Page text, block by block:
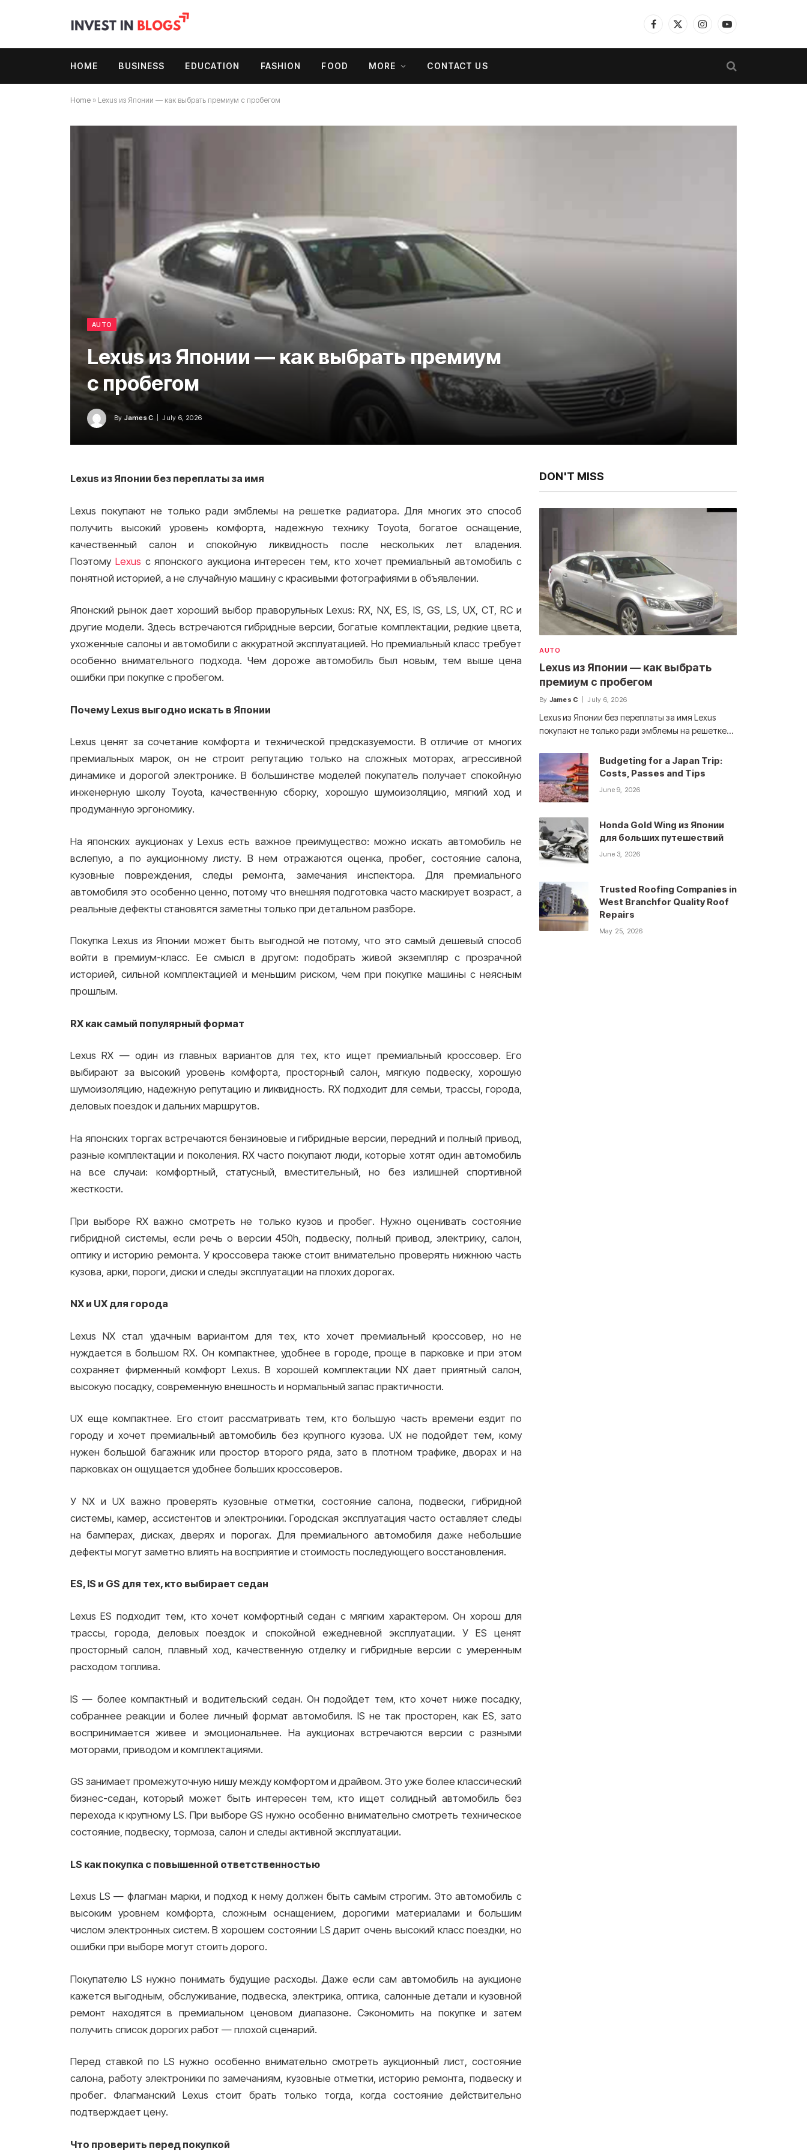
Facebook
X
InstagramYouTube
HOME BUSINESS EDUCATION FASHION FOOD MORE CONTACT US
Home » Lexus из Японии — как выбрать премиум с пробегом
AUTO
Lexus из Японии — как выбрать премиум
с пробегом
By James C July 6, 2026
Lexus из Японии без переплаты за имя
Lexus покупают не только ради эмблемы на решетке радиатора. Для многих это способ
получить высокий уровень комфорта, надежную технику Toyota, богатое оснащение,
качественный салон и спокойную ликвидность после нескольких лет владения.
Поэтому Lexus с японского аукциона интересен тем, кто хочет премиальный автомобиль с
понятной историей, а не случайную машину с красивыми фотографиями в объявлении.
Японский рынок дает хороший выбор праворульных Lexus: RX, NX, ES, IS, GS, LS, UX, CT, RC и
другие модели. Здесь встречаются гибридные версии, богатые комплектации, редкие цвета,
ухоженные салоны и автомобили с аккуратной эксплуатацией. Но премиальный класс требует
особенно внимательного подхода. Чем дороже автомобиль был новым, тем выше цена
ошибки при покупке с пробегом.
Почему Lexus выгодно искать в Японии
Lexus ценят за сочетание комфорта и технической предсказуемости. В отличие от многих
премиальных марок, он не строит репутацию только на сложных моторах, агрессивной
динамике и дорогой электронике. В большинстве моделей покупатель получает спокойную
инженерную школу Toyota, качественную сборку, хорошую шумоизоляцию, мягкий ход и
продуманную эргономику.
На японских аукционах у Lexus есть важное преимущество: можно искать автомобиль не
вслепую, а по аукционному листу. В нем отражаются оценка, пробег, состояние салона,
кузовные повреждения, следы ремонта, замечания инспектора. Для премиального
автомобиля это особенно ценно, потому что внешняя подготовка часто маскирует возраст, а
реальные дефекты становятся заметны только при детальном разборе.
Покупка Lexus из Японии может быть выгодной не потому, что это самый дешевый способ
войти в премиум-класс. Ее смысл в другом: подобрать живой экземпляр с прозрачной
историей, сильной комплектацией и меньшим риском, чем при покупке машины с неясным
прошлым.
RX как самый популярный формат
Lexus RX — один из главных вариантов для тех, кто ищет премиальный кроссовер. Его
выбирают за высокий уровень комфорта, просторный салон, мягкую подвеску, хорошую
шумоизоляцию, надежную репутацию и ликвидность. RX подходит для семьи, трассы, города,
деловых поездок и дальних маршрутов.
На японских торгах встречаются бензиновые и гибридные версии, передний и полный привод,
разные комплектации и поколения. RX часто покупают люди, которые хотят один автомобиль
на все случаи: комфортный, статусный, вместительный, но без излишней спортивной
жесткости.
При выборе RX важно смотреть не только кузов и пробег. Нужно оценивать состояние
гибридной системы, если речь о версии 450h, подвеску, полный привод, электрику, салон,
оптику и историю ремонта. У кроссовера также стоит внимательно проверять нижнюю часть
кузова, арки, пороги, диски и следы эксплуатации на плохих дорогах.
NX и UX для города
Lexus NX стал удачным вариантом для тех, кто хочет премиальный кроссовер, но не
нуждается в большом RX. Он компактнее, удобнее в городе, проще в парковке и при этом
сохраняет фирменный комфорт Lexus. В хорошей комплектации NX дает приятный салон,
высокую посадку, современную внешность и нормальный запас практичности.
UX еще компактнее. Его стоит рассматривать тем, кто большую часть времени ездит по
городу и хочет премиальный автомобиль без крупного кузова. UX не подойдет тем, кому
нужен большой багажник или простор второго ряда, зато в плотном трафике, дворах и на
парковках он ощущается удобнее больших кроссоверов.
У NX и UX важно проверять кузовные отметки, состояние салона, подвески, гибридной
системы, камер, ассистентов и электроники. Городская эксплуатация часто оставляет следы
на бамперах, дисках, дверях и порогах. Для премиального автомобиля даже небольшие
дефекты могут заметно влиять на восприятие и стоимость последующего восстановления.
ES, IS и GS для тех, кто выбирает седан
Lexus ES подходит тем, кто хочет комфортный седан с мягким характером. Он хорош для
трассы, города, деловых поездок и спокойной ежедневной эксплуатации. У ES ценят
просторный салон, плавный ход, качественную отделку и гибридные версии с умеренным
расходом топлива.
IS — более компактный и водительский седан. Он подойдет тем, кто хочет ниже посадку,
собраннее реакции и более личный формат автомобиля. IS не так просторен, как ES, зато
воспринимается живее и эмоциональнее. На аукционах встречаются версии с разными
моторами, приводом и комплектациями.
GS занимает промежуточную нишу между комфортом и драйвом. Это уже более классический
бизнес-седан, который может быть интересен тем, кто ищет солидный автомобиль без
перехода к крупному LS. При выборе GS нужно особенно внимательно смотреть техническое
состояние, подвеску, тормоза, салон и следы активной эксплуатации.
LS как покупка с повышенной ответственностью
Lexus LS — флагман марки, и подход к нему должен быть самым строгим. Это автомобиль с
высоким уровнем комфорта, сложным оснащением, дорогими материалами и большим
числом электронных систем. В хорошем состоянии LS дарит очень высокий класс поездки, но
ошибки при выборе могут стоить дорого.
Покупателю LS нужно понимать будущие расходы. Даже если сам автомобиль на аукционе
кажется выгодным, обслуживание, подвеска, электрика, оптика, салонные детали и кузовной
ремонт находятся в премиальном ценовом диапазоне. Сэкономить на покупке и затем
получить список дорогих работ — плохой сценарий.
Перед ставкой по LS нужно особенно внимательно смотреть аукционный лист, состояние
салона, работу электроники по замечаниям, кузовные отметки, историю ремонта, подвеску и
пробег. Флагманский Lexus стоит брать только тогда, когда состояние действительно
подтверждает цену.
Что проверить перед покупкой
DON'T MISS
AUTO
Lexus из Японии — как выбрать
премиум с пробегом
By James C July 6, 2026
Lexus из Японии без переплаты за имя Lexus
покупают не только ради эмблемы на решетке…
Budgeting for a Japan Trip:
Costs, Passes and Tips
June 9, 2026
Honda Gold Wing из Японии
для больших путешествий
June 3, 2026
Trusted Roofing Companies in
West Branchfor Quality Roof
Repairs
May 25, 2026